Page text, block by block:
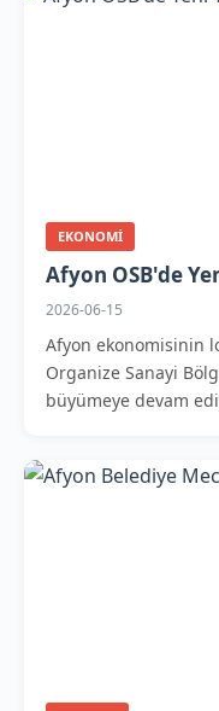
EKONOMI
Afyon OSB'de
2026-06-15
Afyon ekonomisinin
Organize Sanayi
büyümeye devam